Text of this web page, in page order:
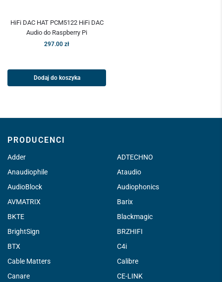
HiFi DAC HAT PCM5122 HiFi DAC
Audio do Raspberry Pi
297.00 zł
Dodaj do koszyka
PRODUCENCI
Adder
ADTECHNO
Anaudiophile
Ataudio
AudioBlock
Audiophonics
AVMATRIX
Barix
BKTE
Blackmagic
BrightSign
BRZHIFI
BTX
C4i
Cable Matters
Calibre
Canare
CE-LINK